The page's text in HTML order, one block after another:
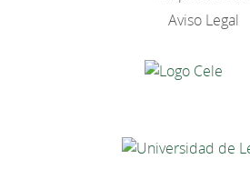
Aviso Legal